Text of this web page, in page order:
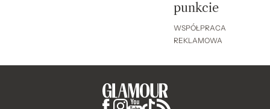
punkcie
WSPÓŁPRACA
REKLAMOWA